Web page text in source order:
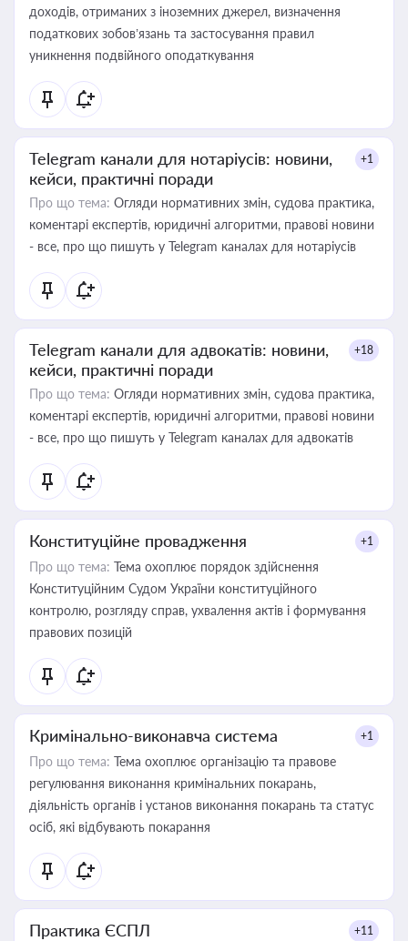
доходів, отриманих з іноземних джерел, визначення
податкових зобов’язань та застосування правил
уникнення подвійного оподаткування
Telegram канали для нотаріусів: новини,
кейси, практичні поради
+1
Про що тема: Огляди нормативних змін, судова практика,
коментарі експертів, юридичні алгоритми, правові новини
- все, про що пишуть у Telegram каналах для нотаріусів
Telegram канали для адвокатів: новини,
кейси, практичні поради
+18
Про що тема: Огляди нормативних змін, судова практика,
коментарі експертів, юридичні алгоритми, правові новини
- все, про що пишуть у Telegram каналах для адвокатів
Конституційне провадження +1
Про що тема: Тема охоплює порядок здійснення
Конституційним Судом України конституційного
контролю, розгляду справ, ухвалення актів і формування
правових позицій
Кримінально-виконавча система +1
Про що тема: Тема охоплює організацію та правове
регулювання виконання кримінальних покарань,
діяльність органів і установ виконання покарань та статус
осіб, які відбувають покарання
Практика ЄСПЛ +11